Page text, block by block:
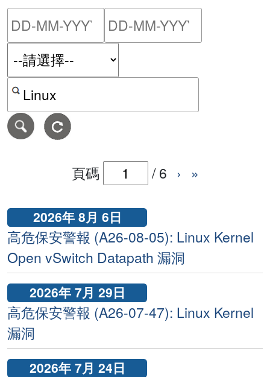
請輸入搜尋日期範圍的開
按關鍵字或 CVE ID 搜尋保安警報
頁碼 /6 › »
2026年 8月 6日
高危保安警報 (A26-08-05): Linux Kernel
Open vSwitch Datapath 漏洞
2026年 7月 29日
高危保安警報 (A26-07-47): Linux Kernel
漏洞
2026年 7月 24日